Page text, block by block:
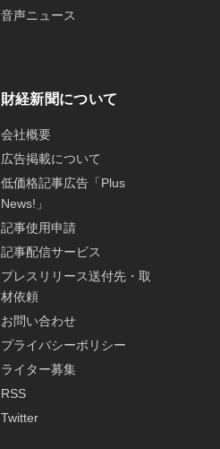
音声ニュース
財経新聞について
会社概要
広告掲載について
低価格記事広告「Plus
News!」
記事使用申請
記事配信サービス
プレスリリース送付先・取
材依頼
お問い合わせ
プライバシーポリシー
ライター募集
RSS
Twitter